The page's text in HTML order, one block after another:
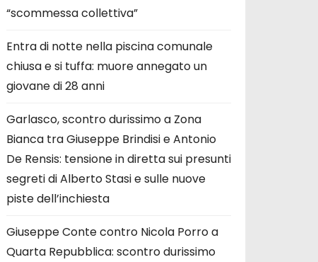
“scommessa collettiva”
Entra di notte nella piscina comunale
chiusa e si tuffa: muore annegato un
giovane di 28 anni
Garlasco, scontro durissimo a Zona
Bianca tra Giuseppe Brindisi e Antonio
De Rensis: tensione in diretta sui presunti
segreti di Alberto Stasi e sulle nuove
piste dell’inchiesta
Giuseppe Conte contro Nicola Porro a
Quarta Repubblica: scontro durissimo